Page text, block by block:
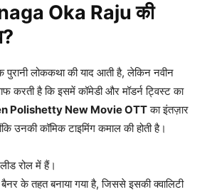
Oka Raju की
पुरानी लोककथा की याद आती है, लेकिन नवीन
करती है कि इसमें कॉमेडी और मॉडर्न ट्विस्ट का
Polishetty New Movie OTTका इंतज़ार
उनकी कॉमिक टाइमिंग कमाल की होती है।
रोल में हैं।
के तहत बनाया गया है, जिससे इसकी क्वालिटी